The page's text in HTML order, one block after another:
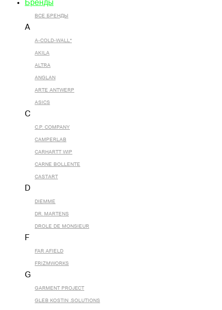
Бренды
ВСЕ БРЕНДЫ
A
A-COLD-WALL*
AKILA
ALTRA
ANGLAN
ARTE ANTWERP
ASICS
C
C.P. COMPANY
CAMPERLAB
CARHARTT WIP
CARNE BOLLENTE
CASTART
D
DIEMME
DR. MARTENS
DROLE DE MONSIEUR
F
FAR AFIELD
FRIZMWORKS
G
GARMENT PROJECT
GLEB KOSTIN .SOLUTIONS